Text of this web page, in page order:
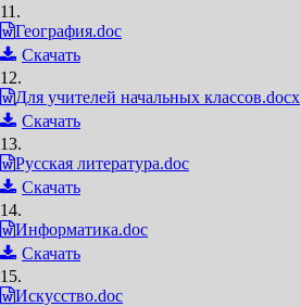
11.
География.doc
Скачать
12.
Для учителей начальных классов.docx
Скачать
13.
Русская литература.doc
Скачать
14.
Информатика.doc
Скачать
15.
Искусство.doc